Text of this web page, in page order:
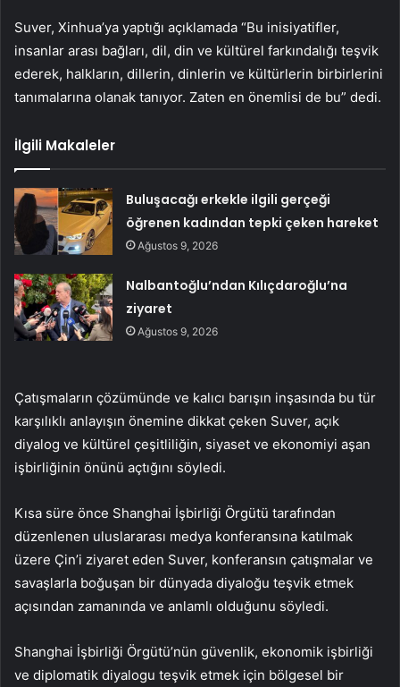
Suver, Xinhua’ya yaptığı açıklamada “Bu inisiyatifler,
insanlar arası bağları, dil, din ve kültürel farkındalığı teşvik
ederek, halkların, dillerin, dinlerin ve kültürlerin birbirlerini
tanımalarına olanak tanıyor. Zaten en önemlisi de bu” dedi.
İlgili Makaleler
Buluşacağı erkekle ilgili gerçeği
öğrenen kadından tepki çeken hareket
Ağustos 9, 2026
Nalbantoğlu’ndan Kılıçdaroğlu’na
ziyaret
Ağustos 9, 2026
Çatışmaların çözümünde ve kalıcı barışın inşasında bu tür
karşılıklı anlayışın önemine dikkat çeken Suver, açık
diyalog ve kültürel çeşitliliğin, siyaset ve ekonomiyi aşan
işbirliğinin önünü açtığını söyledi.
Kısa süre önce Shanghai İşbirliği Örgütü tarafından
düzenlenen uluslararası medya konferansına katılmak
üzere Çin’i ziyaret eden Suver, konferansın çatışmalar ve
savaşlarla boğuşan bir dünyada diyaloğu teşvik etmek
açısından zamanında ve anlamlı olduğunu söyledi.
Shanghai İşbirliği Örgütü’nün güvenlik, ekonomik işbirliği
ve diplomatik diyalogu teşvik etmek için bölgesel bir